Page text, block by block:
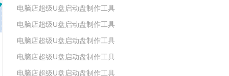
v7.5_2606
电脑店超级U盘启动盘制作工具
v7.5_2604
电脑店超级U盘启动盘制作工具
v7.5_2602
电脑店超级U盘启动盘制作工具
v7.5_2511
电脑店超级U盘启动盘制作工具
v7.5_2509
电脑店超级U盘启动盘制作工具